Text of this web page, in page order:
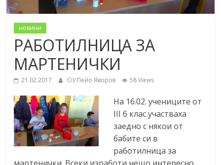
новини
РАБОТИЛНИЦА ЗА
МАРТЕНИЧКИ
21.02.2017 ОУ Пейо Яворов 58 Views
На 16.02. учениците от
III б клас участваха
заедно с някои от
бабите си в
работилница за